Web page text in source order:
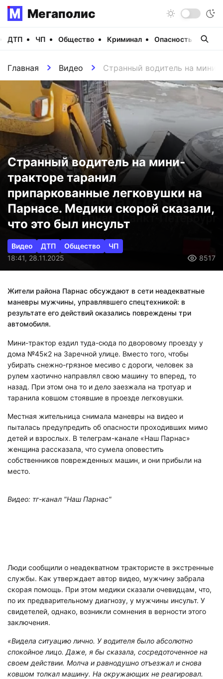
Мегаполис
ДТП ЧП Общество Криминал Опасность
Главная Видео Странный водитель на мини-
Странный водитель на мини-
тракторе таранил
припаркованные легковушки на
Парнасе. Медики скорой сказали,
что это был инсульт
Видео ДТП Общество
ЧП
18:41, 28.11.2025
8517
Жители района Парнас обсуждают в сети неадекватные
маневры мужчины, управлявшего спецтехникой: в
результате его действий оказались повреждены три
автомобиля.
Мини-трактор ездил туда-сюда по дворовому проезду у
дома №45к2 на Заречной улице. Вместо того, чтобы
убирать снежно-грязное месиво с дороги, человек за
рулем хаотично направлял свою машину то вперед, то
назад. При этом она то и дело заезжала на тротуар и
таранила ковшом стоявшие в проезде легковушки.
Местная жительница снимала маневры на видео и
пыталась предупредить об опасности проходивших мимо
детей и взрослых. В телеграм-канале «Наш Парнас»
женщина рассказала, что сумела оповестить
собственников поврежденных машин, и они прибыли на
место.
Видео: тг-канал "Наш Парнас"
Люди сообщили о неадекватном трактористе в экстренные
службы. Как утверждает автор видео, мужчину забрала
скорая помощь. При этом медики сказали очевидцам, что,
по их предварительному диагнозу, у мужчины инсульт. У
свидетелей, однако, возникли сомнения в верности этого
заключения.
«Видела ситуацию лично. У водителя было абсолютно
спокойное лицо. Даже, я бы сказала, сосредоточенное на
своем действии. Молча и равнодушно отъезжал и снова
ковшом толкал машину. На окружающих не реагировал.